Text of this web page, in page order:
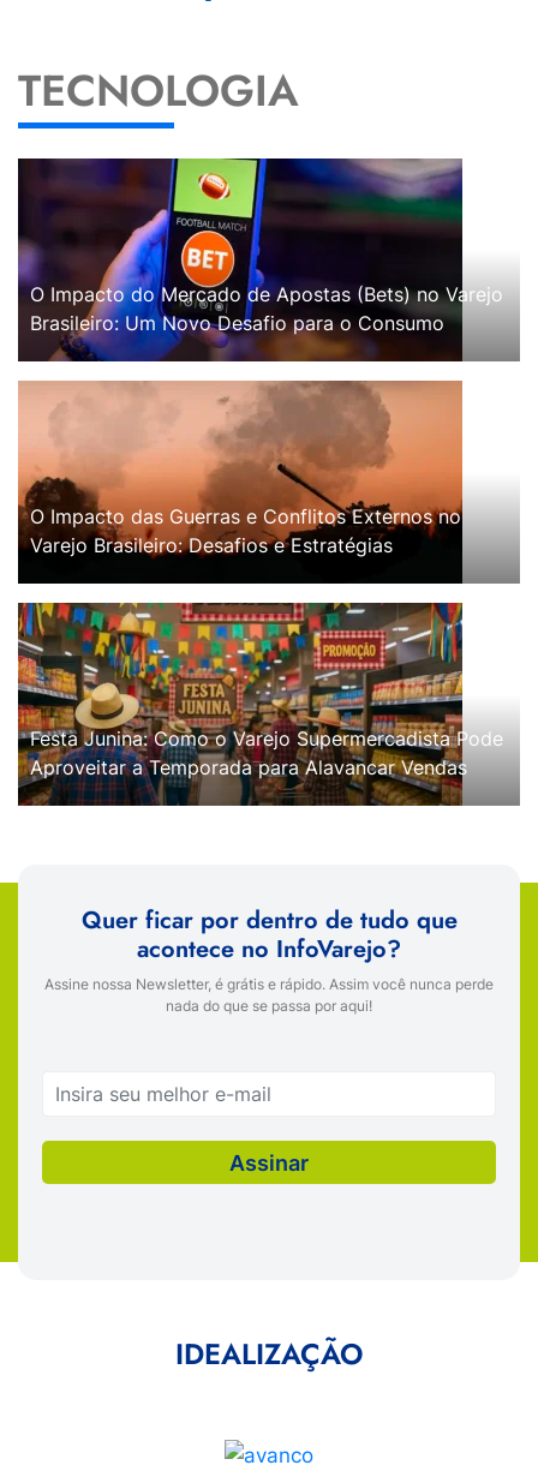
TECNOLOGIA
O Impacto do Mercado de Apostas (Bets) no Varejo
Brasileiro: Um Novo Desafio para o Consumo
O Impacto das Guerras e Conflitos Externos no
Varejo Brasileiro: Desafios e Estratégias
Festa Junina: Como o Varejo Supermercadista Pode
Aproveitar a Temporada para Alavancar Vendas
Quer ficar por dentro de tudo que
acontece no InfoVarejo?
Assine nossa Newsletter, é grátis e rápido. Assim você nunca perde
nada do que se passa por aqui!
IDEALIZAÇÃO